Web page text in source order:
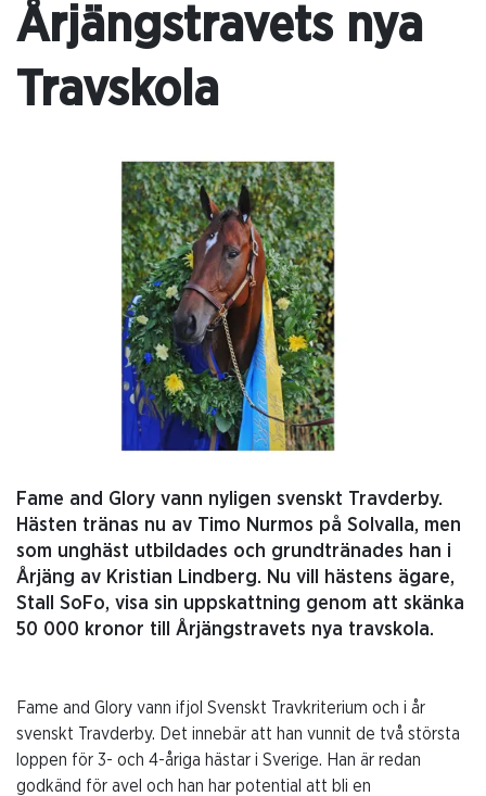
Årjängstravets nya
Travskola
Fame and Glory vann nyligen svenskt Travderby.
Hästen tränas nu av Timo Nurmos på Solvalla, men
som unghäst utbildades och grundtränades han i
Årjäng av Kristian Lindberg. Nu vill hästens ägare,
Stall SoFo, visa sin uppskattning genom att skänka
50 000 kronor till Årjängstravets nya travskola.
Fame and Glory vann ifjol Svenskt Travkriterium och i år
svenskt Travderby. Det innebär att han vunnit de två största
loppen för 3- och 4-åriga hästar i Sverige. Han är redan
godkänd för avel och han har potential att bli en